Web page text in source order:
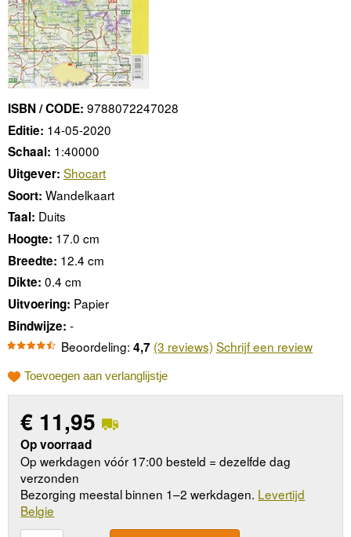
ISBN / CODE: 9788072247028
Editie: 14-05-2020
Schaal: 1:40000
Uitgever: Shocart
Soort: Wandelkaart
Taal: Duits
Hoogte: 17.0 cm
Breedte: 12.4 cm
Dikte: 0.4 cm
Uitvoering: Papier
Bindwijze: -
Beoordeling: 4,7 (3 reviews) Schrijf een review
Toevoegen aan verlanglijstje
€ 11,95
Op voorraad
Op werkdagen vóór 17:00 besteld = dezelfde dag
verzonden
Bezorging meestal binnen 1–2 werkdagen. Levertijd
Belgie